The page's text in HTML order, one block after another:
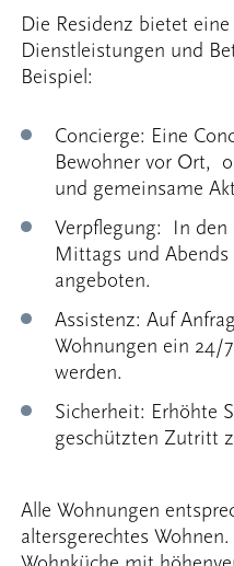
Die Residenz bietet
Dienstleistungen und
Beispiel:
Concierge: Eine
Bewohner vor Ort,
und gemeinsame
Verpflegung: In den
Mittags und Abends
angeboten.
Assistenz: Auf
Wohnungen ein 24/
werden.
Sicherheit: Erhöhte
geschützten Zutritt
Alle Wohnungen
altersgerechtes